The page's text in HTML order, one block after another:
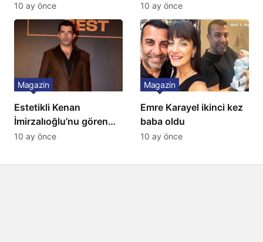
10 ay önce 10 ay önce
Estetikli Kenan
İmirzalıoğlu’nu gören
tanıyamıyor: Son hali
Magazin
10 ay önce
Emre Karayel ikinci kez
baba oldu
Magazin
10 ay önce